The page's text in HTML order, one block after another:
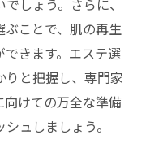
湿対策とその方
健やかに保つ
ケア法で新生活
しょう。さらに、
ことで、肌の再生
きます。エステ選
りと把握し、専門家
向けての万全な準備
ュしましょう。